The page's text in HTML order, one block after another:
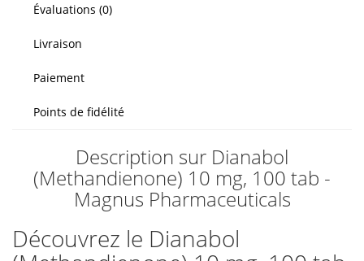
Évaluations (0)
Livraison
Paiement
Points de fidélité
Description sur Dianabol
(Methandienone) 10 mg, 100 tab -
Magnus Pharmaceuticals
Découvrez le Dianabol